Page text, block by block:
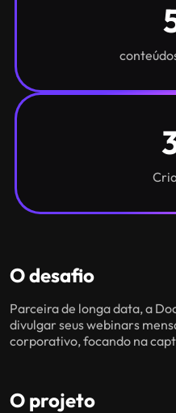
O desafio
Parceira de longa data, a
divulgar seus webinars
corporativo, focando na
O projeto